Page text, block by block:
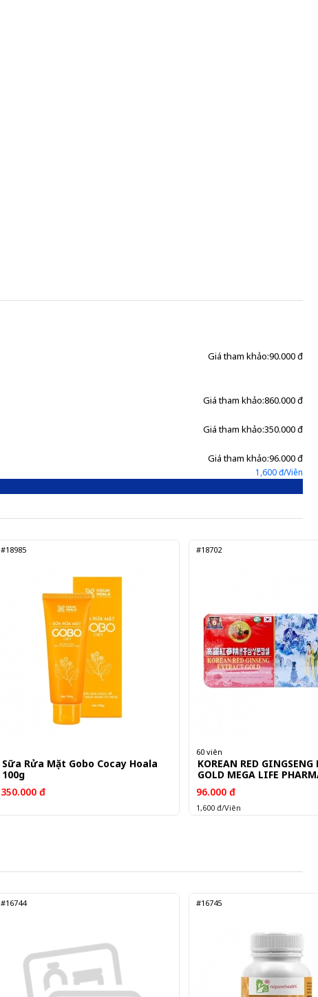
Giá tham khảo:90.000 đ
Giá tham khảo:860.000 đ
Giá tham khảo:350.000 đ
Giá tham khảo:96.000 đ
1,600 đ/Viên
#18985
Sữa Rửa Mặt Gobo Cocay Hoala
100g
350.000 đ
#18702
60 viên
KOREAN RED GINGSENG
GOLD MEGA LIFE
96.000 đ
1,600 đ/Viên
#16744 #16745